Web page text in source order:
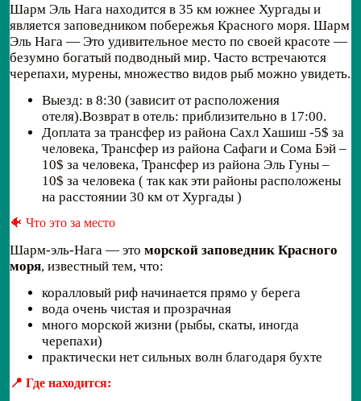
Шарм Эль Нага находится в 35 км южнее Хургады и
является заповедником побережья Красного моря. Шарм
Эль Нага — Это удивительное место по своей красоте —
безумно богатый подводный мир. Часто встречаются
черепахи, мурены, множество видов рыб можно увидеть.
Выезд: в 8:30 (зависит от расположения
отеля).Возврат в отель: приблизительно в 17:00.
Доплата за трансфер из района Сахл Хашиш -5$ за
человека, Трансфер из района Сафаги и Сома Бэй –
10$ за человека, Трансфер из района Эль Гуны –
10$ за человека ( так как эти районы расположены
на расстоянии 30 км от Хургады )
🐠 Что это за место
Шарм-эль-Нага — это морской заповедник Красного
моря, известный тем, что:
коралловый риф начинается прямо у берега
вода очень чистая и прозрачная
много морской жизни (рыбы, скаты, иногда
черепахи)
практически нет сильных волн благодаря бухте
📍 Где находится: